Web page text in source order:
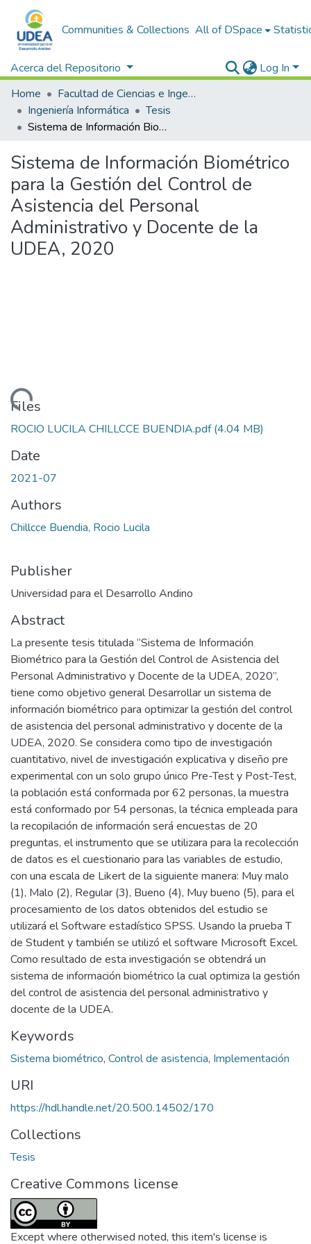
Communities & Collections All of DSpace
Acerca del Repositorio
Log In
Home
Facultad de Ciencias e Ingeniería
Ingeniería Informática
Tesis
Sistema de Información Biométrico para la Gestión del Control de Asistencia del Personal Administrativo y Docente de la UDEA, 2020
Sistema de Información Biométrico
para la Gestión del Control de
Asistencia del Personal
Administrativo y Docente de la
UDEA, 2020
Files
ROCIO LUCILA CHILLCCE BUENDIA.pdf(4.04 MB)
Date
2021-07
Authors
Chillcce Buendia, Rocio Lucila
Publisher
Universidad para el Desarrollo Andino
Abstract
La presente tesis titulada “Sistema de Información
Biométrico para la Gestión del Control de Asistencia del
Personal Administrativo y Docente de la UDEA, 2020”,
tiene como objetivo general Desarrollar un sistema de
información biométrico para optimizar la gestión del control
de asistencia del personal administrativo y docente de la
UDEA, 2020. Se considera como tipo de investigación
cuantitativo, nivel de investigación explicativa y diseño pre
experimental con un solo grupo único Pre-Test y Post-Test,
la población está conformada por 62 personas, la muestra
está conformado por 54 personas, la técnica empleada para
la recopilación de información será encuestas de 20
preguntas, el instrumento que se utilizara para la recolección
de datos es el cuestionario para las variables de estudio,
con una escala de Likert de la siguiente manera: Muy malo
(1), Malo (2), Regular (3), Bueno (4), Muy bueno (5), para el
procesamiento de los datos obtenidos del estudio se
utilizará el Software estadístico SPSS. Usando la prueba T
de Student y también se utilizó el software Microsoft Excel.
Como resultado de esta investigación se obtendrá un
sistema de información biométrico la cual optimiza la gestión
del control de asistencia del personal administrativo y
docente de la UDEA.
Keywords
Sistema biométrico, Control de asistencia, Implementación
URI
https://hdl.handle.net/20.500.14502/170
Collections
Tesis
Creative Commons license
Except where otherwised noted, this item's license is